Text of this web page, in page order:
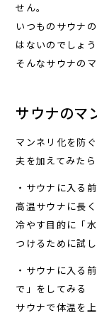
せん。
いつものサウナ
はないのでしょう
そんなサウナの
サウナのマ
マンネリ化を防
夫を加えてみた
・サウナに入る
高温サウナに長
冷やす目的に「
つけるために試
・サウナに入る
で」をしてみる
サウナで体温を